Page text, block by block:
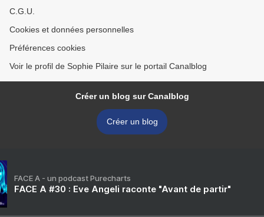
C.G.U.
Cookies et données personnelles
Préférences cookies
Voir le profil de Sophie Pilaire sur le portail Canalblog
Créer un blog sur Canalblog
Créer un blog
FACE A - un podcast Purecharts
FACE A #30 : Eve Angeli raconte "Avant de partir"